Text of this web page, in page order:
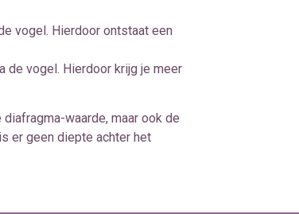
vogel. Hierdoor ontstaat een
de vogel. Hierdoor krijg je meer
waarde, maar ook de
er geen diepte achter het